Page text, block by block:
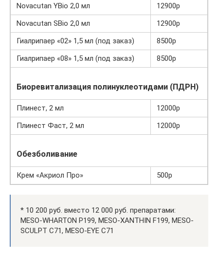
Novacutan YBio 2,0 мл
12900р
Novacutan SBio 2,0 мл
12900р
Гиалрипаер «02» 1,5 мл (под заказ)
8500р
Гиалрипаер «08» 1,5 мл (под заказ)
8500р
Биоревитализация полинуклеотидами (ПДРН)
Плинест, 2 мл
12000р
Плинест Фаст, 2 мл
12000р
Обезболивание
Крем «Акриол Про» 500р
* 10 200 руб. вместо 12 000 руб. препаратами:
MESO-WHARTON P199, MESO-XANTHIN F199, MESO-
SCULPT C71, MESO-EYE C71